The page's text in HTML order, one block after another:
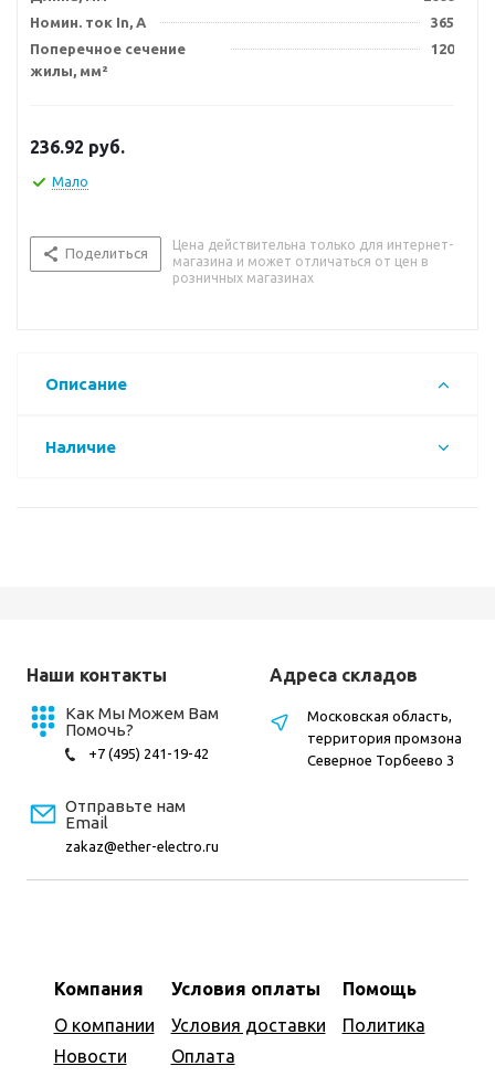
Номин. ток In, А
365
Поперечное сечение
жилы, мм²
120
236.92 руб.
Мало
Поделиться
Цена действительна только для интернет-
магазина и может отличаться от цен в
розничных магазинах
Описание
Наличие
Наши контакты
Как Мы Можем Вам
Помочь?
+7 (495) 241-19-42
Отправьте нам
Email
zakaz@ether-electro.ru
Компания
О компании
Новости
Условия оплаты
Условия доставки
Оплата
Помощь
Политика
Адреса складов
Московская область,
территория промзона
Северное Торбеево 3